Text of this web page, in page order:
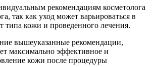
рекомендациям косметолога
так как уход может варьироваться в
типа кожи и проведенного лечения.
вышеуказанные рекомендации,
максимально эффективное и
кожи после процедуры